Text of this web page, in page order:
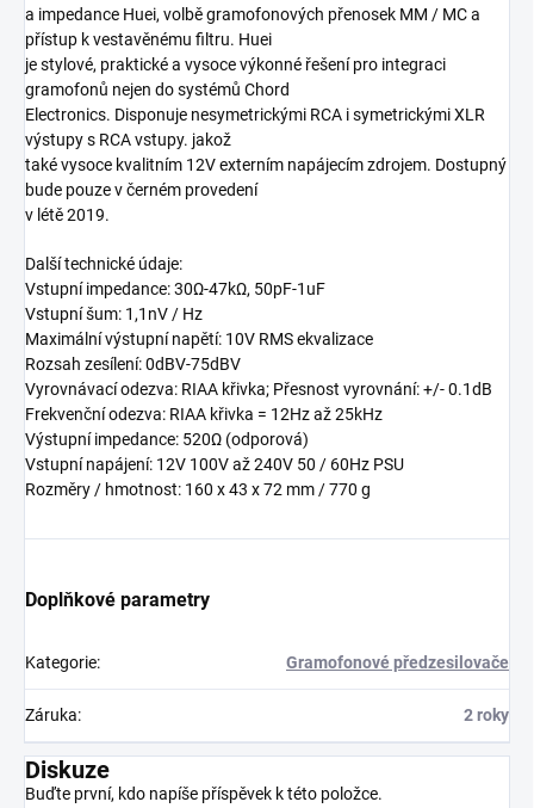
a impedance Huei, volbě gramofonových přenosek MM / MC a
přístup k vestavěnému filtru. Huei
je stylové, praktické a vysoce výkonné řešení pro integraci
gramofonů nejen do systémů Chord
Electronics. Disponuje nesymetrickými RCA i symetrickými XLR
výstupy s RCA vstupy. jakož
také vysoce kvalitním 12V externím napájecím zdrojem. Dostupný
bude pouze v černém provedení
v létě 2019.
Další technické údaje:
Vstupní impedance: 30Ω-47kΩ, 50pF-1uF
Vstupní šum: 1,1nV / Hz
Maximální výstupní napětí: 10V RMS ekvalizace
Rozsah zesílení: 0dBV-75dBV
Vyrovnávací odezva: RIAA křivka; Přesnost vyrovnání: +/- 0.1dB
Frekvenční odezva: RIAA křivka = 12Hz až 25kHz
Výstupní impedance: 520Ω (odporová)
Vstupní napájení: 12V 100V až 240V 50 / 60Hz PSU
Rozměry / hmotnost: 160 x 43 x 72 mm / 770 g
Doplňkové parametry
Kategorie: Gramofonové předzesilovače
Záruka: 2 roky
Diskuze
Buďte první, kdo napíše příspěvek k této položce.